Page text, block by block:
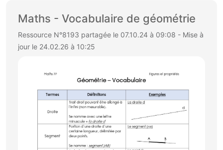
Maths - Vocabulaire de géométrie
Ressource N°8193 partagée le 07.10.24 à 09:08 - Mise à
jour le 24.02.26 à 10:25